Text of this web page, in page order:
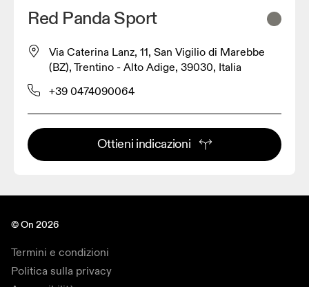
Red Panda Sport
Via Caterina Lanz, 11, San Vigilio di Marebbe
(BZ), Trentino - Alto Adige, 39030, Italia
+39 0474090064
Ottieni indicazioni
© On 2026
Termini e condizioni
Politica sulla privacy